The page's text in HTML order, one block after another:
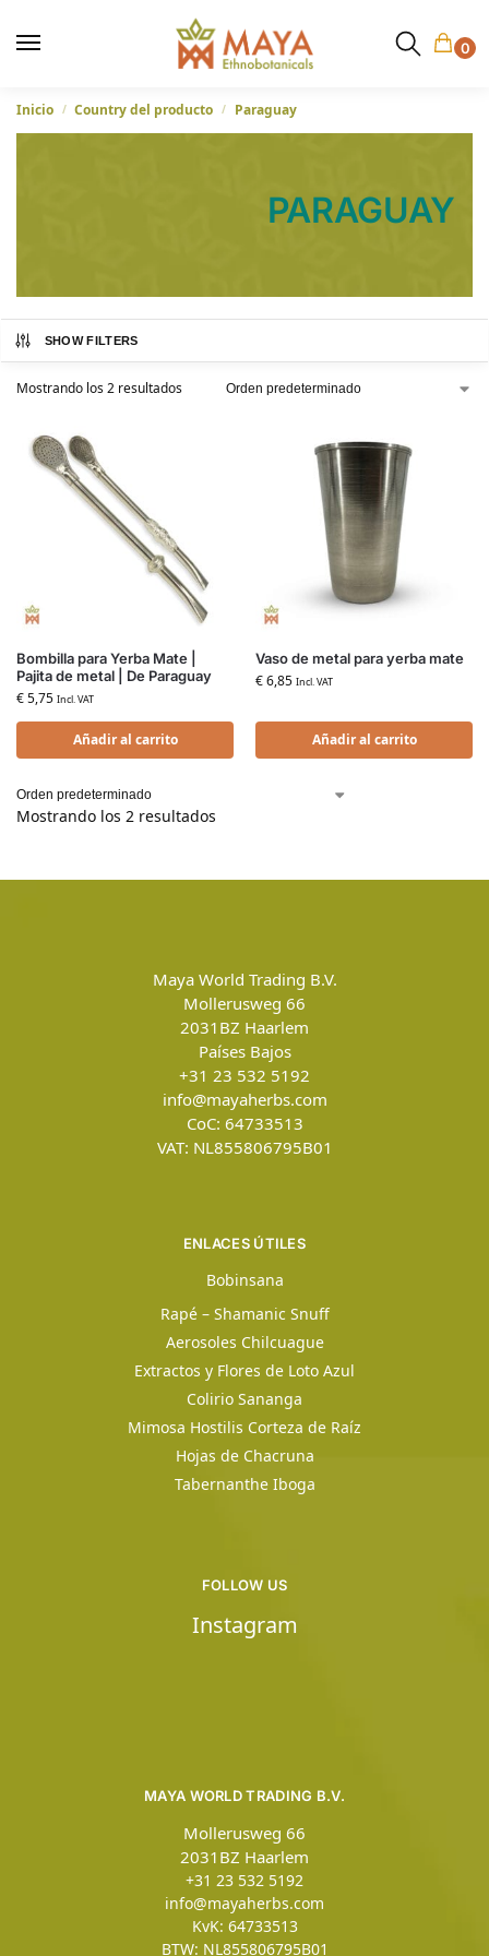
0
Inicio / Country del producto / Paraguay
PARAGUAY
SHOW FILTERS
Mostrando los 2 resultados
Bombilla para Yerba Mate |
Pajita de metal | De Paraguay
€5,75 Incl. VAT
Añadir al carrito
Vaso de metal para yerba mate
€6,85 Incl. VAT
Añadir al carrito
Mostrando los 2 resultados
Maya World Trading B.V.
Mollerusweg 66
2031BZ Haarlem
Países Bajos
+31 23 532 5192
info@mayaherbs.com
CoC: 64733513
VAT: NL855806795B01
ENLACES ÚTILES
Bobinsana
Rapé – Shamanic Snuff
Aerosoles Chilcuague
Extractos y Flores de Loto Azul
Colirio Sananga
Mimosa Hostilis Corteza de Raíz
Hojas de Chacruna
Tabernanthe Iboga
MAYA WORLD TRADING B.V.
Mollerusweg 66
2031BZ Haarlem
+31 23 532 5192
info@mayaherbs.com
KvK: 64733513
BTW: NL855806795B01
FOLLOW US
Instagram